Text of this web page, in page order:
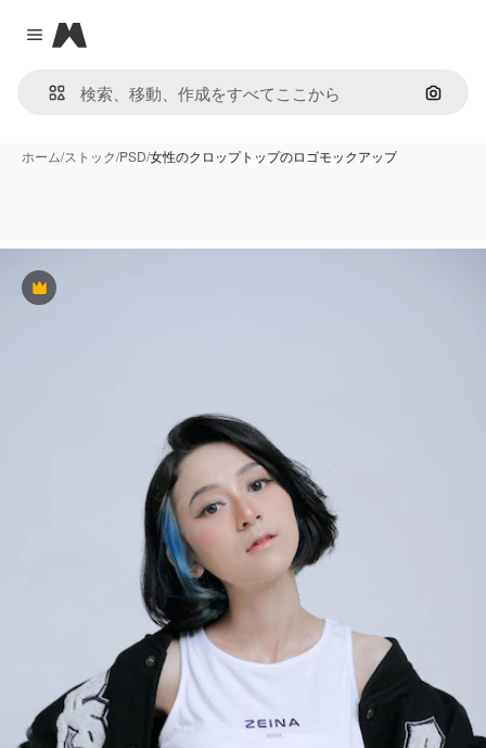
Close menu
Magnific
画像で
ホーム/ストック/PSD/女性のクロップトップのロゴモックアップ
Premium